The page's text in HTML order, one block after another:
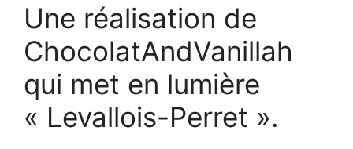
Une réalisation de
ChocolatAndVanillah
qui met en lumière
« Levallois-Perret ».